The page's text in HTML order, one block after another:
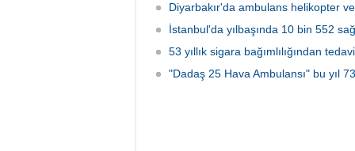
Diyarbakır'da ambulans helikopter
İstanbul'da yılbaşında 10 bin 552
53 yıllık sigara bağımlılığından
"Dadaş 25 Hava Ambulansı" bu yıl